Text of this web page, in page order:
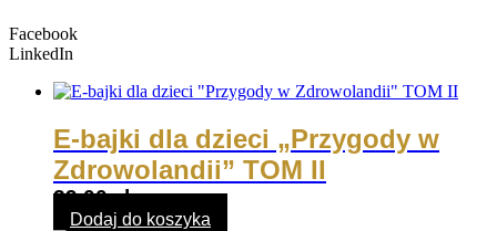
Facebook
LinkedIn
E-bajki dla dzieci „Przygody w
Zdrowolandii” TOM II
39,00zł
Dodaj do koszyka